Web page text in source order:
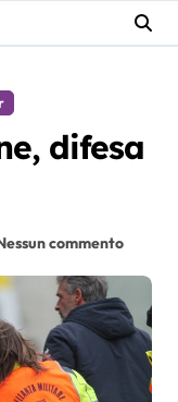
difesa
commento